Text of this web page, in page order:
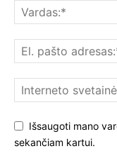
Išsaugoti mano
sekančiam kartui.